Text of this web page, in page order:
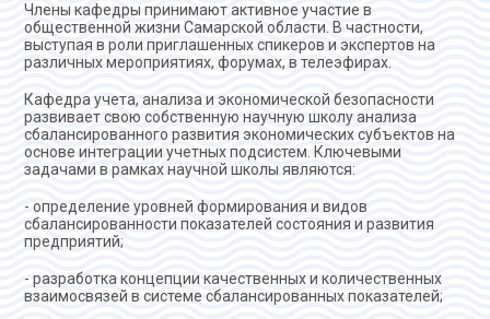
Члены кафедры принимают активное участие в
общественной жизни Самарской области. В частности,
выступая в роли приглашенных спикеров иэкспертов на
различных мероприятиях, форумах, в телеэфирах.
Кафедра учета, анализа и экономической безопасности
развивает свою собственную научную школу анализа
сбалансированного развития экономических субъектов на
основе интеграции учетных подсистем. Ключевыми
задачами в рамках научной школы являются:
- определение уровней формирования и видов
сбалансированности показателей состояния и развития
предприятий;
- разработка концепции качественных и количественных
взаимосвязей в системе сбалансированных показателей;